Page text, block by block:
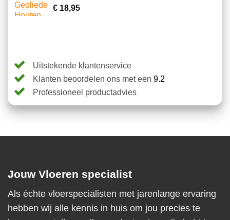
€18,95
Uitstekende klantenservice
Klanten beoordelen ons met een 9.2
Professioneel productadvies
Jouw Vloeren specialist
Als échte vloerspecialisten met jarenlange ervaring
hebben wij alle kennis in huis om jou precies te